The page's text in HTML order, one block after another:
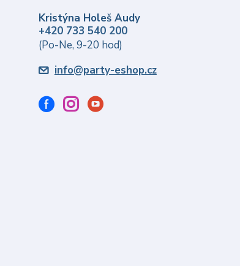
Kristýna Holeš Audy
+420 733 540 200
(Po-Ne, 9-20 hod)
info@party-eshop.cz